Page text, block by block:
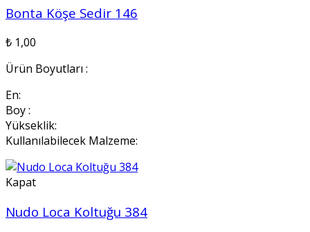
Bonta Köşe Sedir 146
₺ 1,00
Ürün Boyutları :
En:
Boy :
Yükseklik:
Kullanılabilecek Malzeme:
Kapat
Nudo Loca Koltuğu 384